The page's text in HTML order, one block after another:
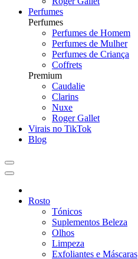
Perfumes
Perfumes
Perfumes de Homem
Perfumes de Mulher
Perfumes de Criança
Coffrets
Premium
Caudalie
Clarins
Nuxe
Roger Gallet
Virais no TikTok
Blog
Rosto
Tónicos
Suplementos Beleza
Olhos
Limpeza
Exfoliantes e Máscaras